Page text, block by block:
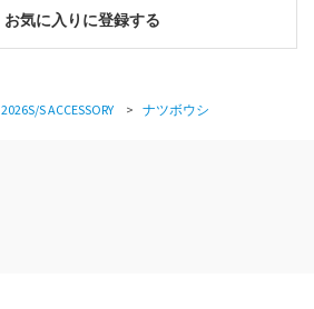
お気に入りに登録する
2026S/S ACCESSORY > ナツボウシ